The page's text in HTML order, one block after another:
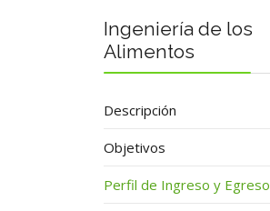
Ingeniería de los
Alimentos
Descripción
Objetivos
Perfil de Ingreso y Egreso